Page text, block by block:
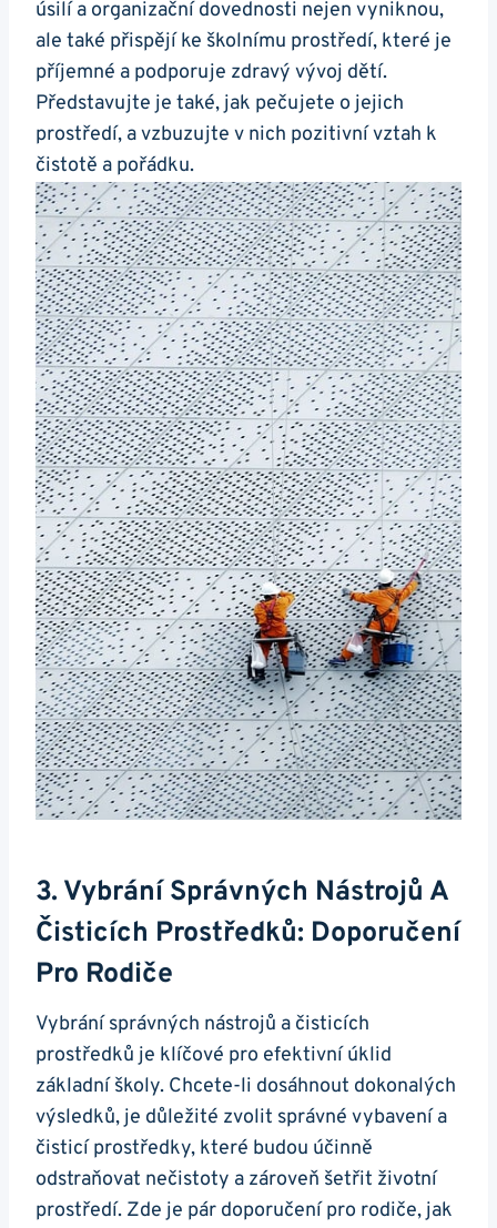
úsilí a organizační dovednosti nejen vyniknou,
ale také přispějí ke školnímu prostředí, které je
příjemné a podporuje zdravý vývoj dětí.
Představujte je také, jak pečujete o jejich
prostředí, a vzbuzujte v nich pozitivní vztah k
čistotě a pořádku.
3. Vybrání Správných Nástrojů A
Čisticích Prostředků: Doporučení
Pro Rodiče
Vybrání správných nástrojů a čisticích
prostředků je klíčové pro efektivní úklid
základní školy. Chcete-li dosáhnout dokonalých
výsledků, je důležité zvolit správné vybavení a
čisticí prostředky, které budou účinně
odstraňovat nečistoty a zároveň šetřit životní
prostředí. Zde je pár doporučení pro rodiče, jak